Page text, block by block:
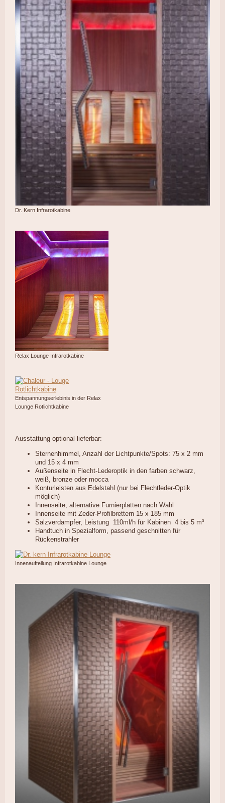
Dr. Kern Infrarotkabine
Relax Lounge Infrarotkabine
Entspannungserlebinis in der Relax
Lounge Rotlichtkabine
Ausstattung optional lieferbar:
Sternenhimmel, Anzahl der Lichtpunkte/Spots: 75 x 2 mm
und 15 x 4 mm
Außenseite in Flecht-Lederoptik in den farben schwarz,
weiß, bronze oder mocca
Konturleisten aus Edelstahl (nur bei Flechtleder-Optik
möglich)
Innenseite, alternative Furnierplatten nach Wahl
Innenseite mit Zeder-Profilbrettern 15 x 185 mm
Salzverdampfer, Leistung 110ml/h für Kabinen 4 bis 5 m³
Handtuch in Spezialform, passend geschnitten für
Rückenstrahler
Innenaufteilung Infrarotkabine Lounge